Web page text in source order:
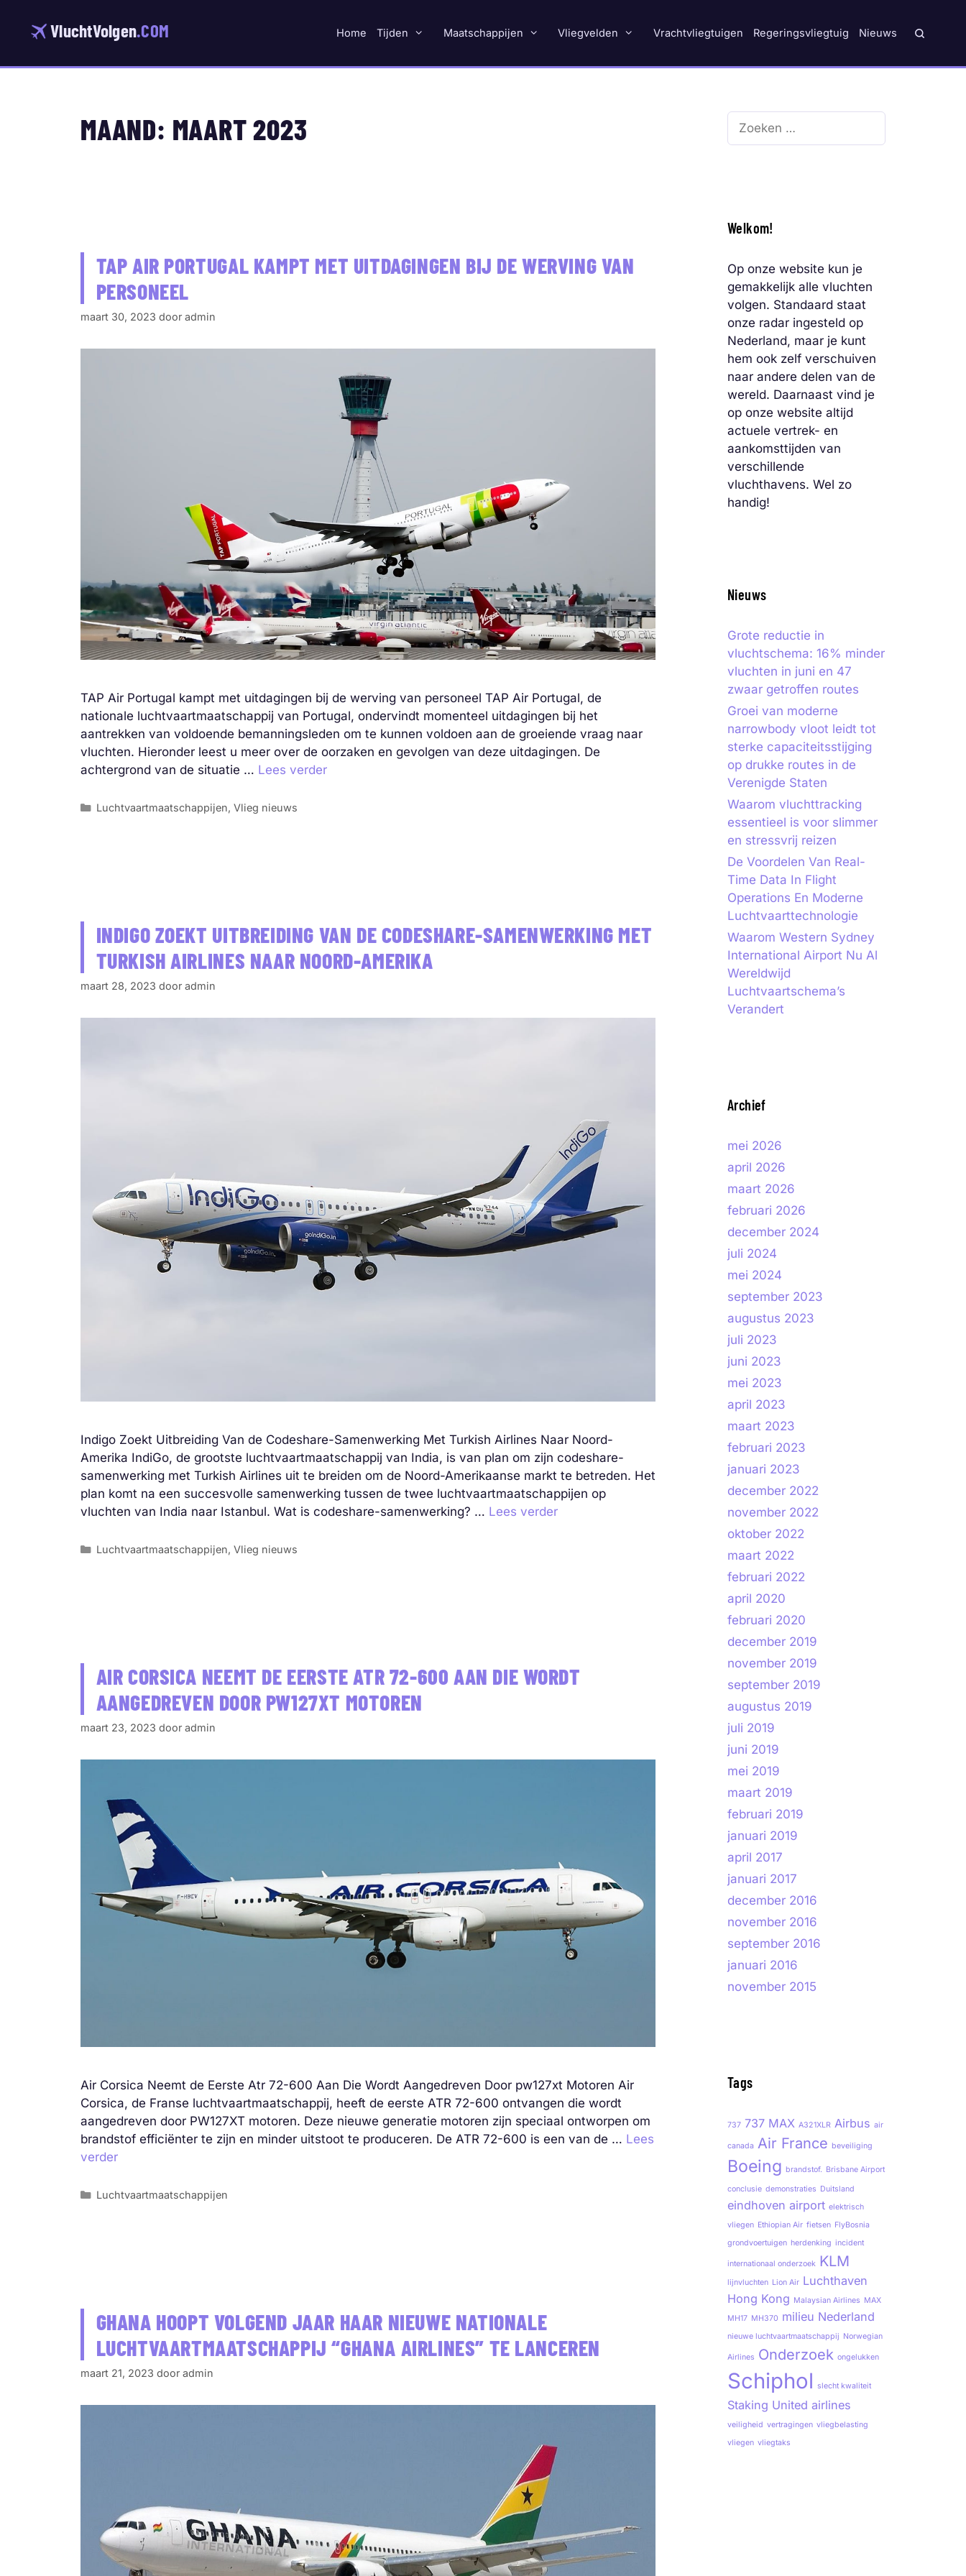
VluchtVolgen.COM Home Tijden Maatschappijen Vliegvelden Vrachtvliegtuigen Regeringsvliegtuig Nieuws
MAAND: MAART 2023
TAP AIR PORTUGAL KAMPT MET UITDAGINGEN BIJ DE WERVING VAN
PERSONEEL
maart 30, 2023 door admin
TAP Air Portugal kampt met uitdagingen bij de werving van personeel TAP Air Portugal, de
nationale luchtvaartmaatschappij van Portugal, ondervindt momenteel uitdagingen bij het
aantrekken van voldoende bemanningsleden om te kunnen voldoen aan de groeiende vraag naar
vluchten. Hieronder leest u meer over de oorzaken en gevolgen van deze uitdagingen. De
achtergrond van de situatie … Lees verder
Categorieën
Luchtvaartmaatschappijen, Vlieg nieuws
INDIGO ZOEKT UITBREIDING VAN DE CODESHARE-SAMENWERKING MET
TURKISH AIRLINES NAAR NOORD-AMERIKA
maart 28, 2023 door admin
Indigo Zoekt Uitbreiding Van de Codeshare-Samenwerking Met Turkish Airlines Naar Noord-
Amerika IndiGo, de grootste luchtvaartmaatschappij van India, is van plan om zijn codeshare-
samenwerking met Turkish Airlines uit te breiden om de Noord-Amerikaanse markt te betreden. Het
plan komt na een succesvolle samenwerking tussen de twee luchtvaartmaatschappijen op
vluchten van India naar Istanbul. Wat is codeshare-samenwerking? … Lees verder
Categorieën
Luchtvaartmaatschappijen, Vlieg nieuws
AIR CORSICA NEEMT DE EERSTE ATR 72-600 AAN DIE WORDT
AANGEDREVEN DOOR PW127XT MOTOREN
maart 23, 2023 door admin
Air Corsica Neemt de Eerste Atr 72-600 Aan Die Wordt Aangedreven Door pw127xt Motoren Air
Corsica, de Franse luchtvaartmaatschappij, heeft de eerste ATR 72-600 ontvangen die wordt
aangedreven door PW127XT motoren. Deze nieuwe generatie motoren zijn speciaal ontworpen om
brandstof efficiënter te zijn en minder uitstoot te produceren. De ATR 72-600 is een van de … Lees
verder
Categorieën
Luchtvaartmaatschappijen
GHANA HOOPT VOLGEND JAAR HAAR NIEUWE NATIONALE
LUCHTVAARTMAATSCHAPPIJ “GHANA AIRLINES” TE LANCEREN
maart 21, 2023 door admin
Zoek
Welkom!
Op onze website kun je
gemakkelijk alle vluchten
volgen. Standaard staat
onze radar ingesteld op
Nederland, maar je kunt
hem ook zelf verschuiven
naar andere delen van de
wereld. Daarnaast vind je
op onze website altijd
actuele vertrek- en
aankomsttijden van
verschillende
vluchthavens. Wel zo
handig!
Nieuws
Grote reductie in
vluchtschema: 16% minder
vluchten in juni en 47
zwaar getroffen routes
Groei van moderne
narrowbody vloot leidt tot
sterke capaciteitsstijging
op drukke routes in de
Verenigde Staten
Waarom vluchttracking
essentieel is voor slimmer
en stressvrij reizen
De Voordelen Van Real-
Time Data In Flight
Operations En Moderne
Luchtvaarttechnologie
Waarom Western Sydney
International Airport Nu Al
Wereldwijd
Luchtvaartschema’s
Verandert
Archief
mei 2026
april 2026
maart 2026
februari 2026
december 2024
juli 2024
mei 2024
september 2023
augustus 2023
juli 2023
juni 2023
mei 2023
april 2023
maart 2023
februari 2023
januari 2023
december 2022
november 2022
oktober 2022
maart 2022
februari 2022
april 2020
februari 2020
december 2019
november 2019
september 2019
augustus 2019
juli 2019
juni 2019
mei 2019
maart 2019
februari 2019
januari 2019
april 2017
januari 2017
december 2016
november 2016
september 2016
januari 2016
november 2015
Tags
737 737 MAX A321XLR Airbus air
canada Air France beveiliging
Boeing brandstof. Brisbane Airport
conclusie demonstraties Duitsland
eindhoven airport elektrisch
vliegen Ethiopian Air fietsen FlyBosnia
grondvoertuigen herdenking incident
internationaal onderzoek KLM
lijnvluchten Lion Air Luchthaven
Hong Kong Malaysian Airlines MAX
MH17 MH370 milieu Nederland
nieuwe luchtvaartmaatschappij Norwegian
Airlines Onderzoek ongelukken
Schiphol slecht kwaliteit
Staking United airlines
veiligheid vertragingen vliegbelasting
vliegen vliegtaks